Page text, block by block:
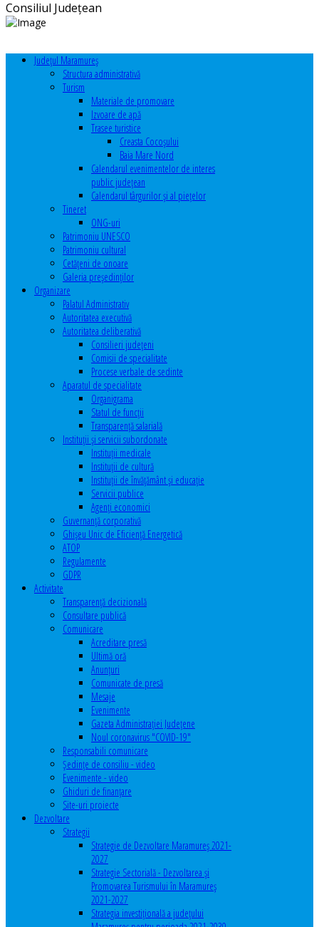
Consiliul Judeţean
Judeţul Maramureş
Structura administrativă
Turism
Materiale de promovare
Izvoare de apă
Trasee turistice
Creasta Cocoșului
Baia Mare Nord
Calendarul evenimentelor de interes
public judeţean
Calendarul târgurilor şi al pieţelor
Tineret
ONG-uri
Patrimoniu UNESCO
Patrimoniu cultural
Cetăţeni de onoare
Galeria președinților
Organizare
Palatul Administrativ
Autoritatea executivă
Autoritatea deliberativă
Consilieri judeţeni
Comisii de specialitate
Procese verbale de sedinte
Aparatul de specialitate
Organigrama
Statul de funcții
Transparență salarială
Instituţii şi servicii subordonate
Instituţii medicale
Instituţii de cultură
Instituţii de învăţământ şi educaţie
Servicii publice
Agenţi economici
Guvernanță corporativă
Ghişeu Unic de Eficienţă Energetică
ATOP
Regulamente
GDPR
Activitate
Transparenţă decizională
Consultare publică
Comunicare
Acreditare presă
Ultimă oră
Anunţuri
Comunicate de presă
Mesaje
Evenimente
Gazeta Administraţiei Judeţene
Noul coronavirus "COVID-19"
Responsabili comunicare
Şedinţe de consiliu - video
Evenimente - video
Ghiduri de finanţare
Site-uri proiecte
Dezvoltare
Strategii
Strategie de Dezvoltare Maramureș 2021-
2027
Strategie Sectorială - Dezvoltarea și
Promovarea Turismului în Maramureș
2021-2027
Strategia investiţională a județului